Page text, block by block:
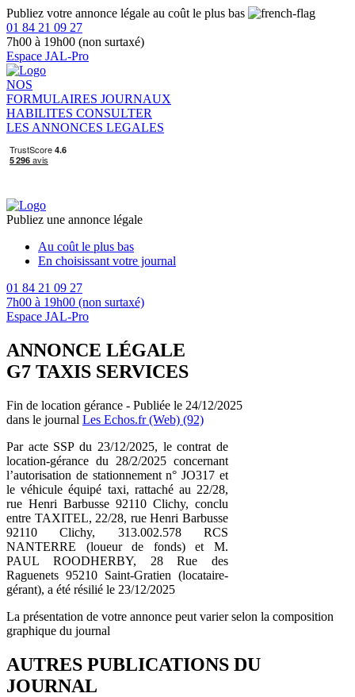
Publiez votre annonce légale au coût le plus bas
01 84 21 09 27
7h00 à 19h00 (non surtaxé)
Espace JAL-Pro
NOS
FORMULAIRES JOURNAUX
HABILITES CONSULTER
LES ANNONCES LEGALES
Publiez une annonce légale
Au coût le plus bas
En choisissant votre journal
01 84 21 09 27
7h00 à 19h00 (non surtaxé)
Espace JAL-Pro
ANNONCE LÉGALE
G7 TAXIS SERVICES
Fin de location gérance - Publiée le 24/12/2025
dans le journal Les Echos.fr (Web) (92)
Par acte SSP du 23/12/2025, le contrat de
location-gérance du 28/2/2025 concernant
l’autorisation de stationnement n° JO317 et
le véhicule équipé taxi, rattaché au 22/28,
rue Henri Barbusse 92110 Clichy, conclu
entre TAXITEL, 22/28, rue Henri Barbusse
92110 Clichy, 313.002.578 RCS
NANTERRE (loueur de fonds) et M.
PAUL ROODHERBY, 28 Rue des
Raguenets 95210 Saint-Gratien (locataire-
gérant), a été résilié le 23/12/2025
La présentation de votre annonce peut varier selon la composition
graphique du journal
AUTRES PUBLICATIONS DU
JOURNAL